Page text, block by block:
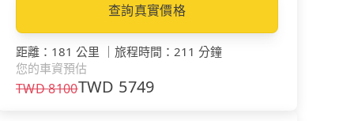
查詢真實價格
距離 ： 181 公里 ｜ 旅程時間 ： 211 分鐘
您的車資預估
TWD8100TWD 5749